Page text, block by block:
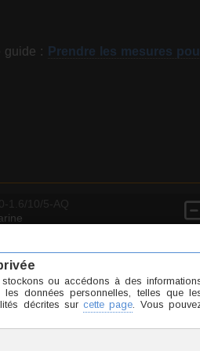
guide : Prendre les mesures
1.6/10/5-CR
TTC l'unité
1.6/10/5-FU